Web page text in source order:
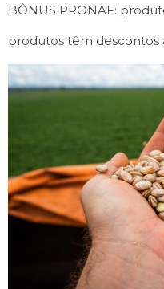
BÔNUS PRONAF:
produtos têm descontos